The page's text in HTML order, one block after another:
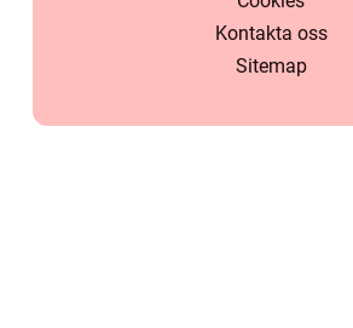
Kontakta oss
Sitemap